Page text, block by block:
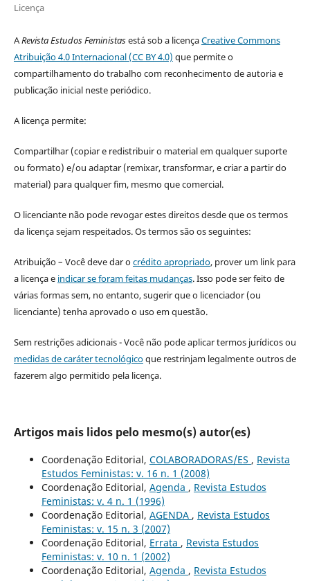
Licença
ARevista Estudos Feministasestá sob a licençaCreative Commons
Atribuição 4.0 Internacional (CC BY 4.0) que permite o
compartilhamento do trabalho com reconhecimento de autoria e
publicação inicial neste periódico.
A licença permite:
Compartilhar (copiar e redistribuir o material em qualquer suporte
ou formato) e/ou adaptar (remixar, transformar, e criar a partir do
material) para qualquer fim, mesmo que comercial.
O licenciante não pode revogar estes direitos desde que os termos
da licença sejam respeitados. Os termos são os seguintes:
Atribuição – Você deve dar ocrédito apropriado, prover um link para
a licença e indicar se foram feitas mudanças. Isso pode ser feito de
várias formas sem, no entanto, sugerir que o licenciador (ou
licenciante) tenha aprovado o uso em questão.
Sem restrições adicionais - Você não pode aplicar termos jurídicos ou
medidas de caráter tecnológicoque restrinjam legalmente outros de
fazerem algo permitido pela licença.
Artigos mais lidos pelo mesmo(s) autor(es)
Coordenação Editorial, COLABORADORAS/ES , Revista
Estudos Feministas: v. 16 n. 1 (2008)
Coordenação Editorial, Agenda , Revista Estudos
Feministas: v. 4 n. 1 (1996)
Coordenação Editorial, AGENDA , Revista Estudos
Feministas: v. 15 n. 3 (2007)
Coordenação Editorial, Errata , Revista Estudos
Feministas: v. 10 n. 1 (2002)
Coordenação Editorial, Agenda , Revista Estudos